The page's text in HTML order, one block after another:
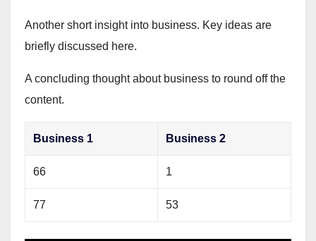
Another short insight into business. Key ideas are
briefly discussed here.
A concluding thought about business to round off the
content.
Business 1 Business 2
66 1
77 53